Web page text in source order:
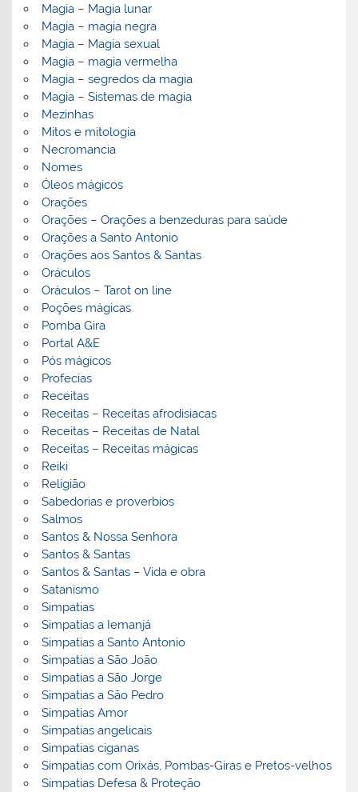
Magia – Magia lunar
Magia – magia negra
Magia – Magia sexual
Magia – magia vermelha
Magia – segredos da magia
Magia – Sistemas de magia
Mezinhas
Mitos e mitologia
Necromancia
Nomes
Óleos mágicos
Orações
Orações – Orações a benzeduras para saúde
Orações a Santo Antonio
Orações aos Santos & Santas
Oráculos
Oráculos – Tarot on line
Poções mágicas
Pomba Gira
Portal A&E
Pós mágicos
Profecias
Receitas
Receitas – Receitas afrodisiacas
Receitas – Receitas de Natal
Receitas – Receitas mágicas
Reiki
Religião
Sabedorias e proverbios
Salmos
Santos & Nossa Senhora
Santos & Santas
Santos & Santas – Vida e obra
Satanismo
Simpatias
Simpatias a Iemanjá
Simpatias a Santo Antonio
Simpatias a São João
Simpatias a São Jorge
Simpatias a São Pedro
Simpatias Amor
Simpatias angelicais
Simpatias ciganas
Simpatias com Orixás, Pombas-Giras e Pretos-velhos
Simpatias Defesa & Proteção